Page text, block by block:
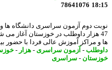
78641076
دوم آزمون سراسری دانشگاه ها و
هزار داوطلب در خوزستان آغاز می
مراکز آموزش عالی فردا با حضور بیش
-آزمون سراسری- هزار - خوزستان
-سراسری